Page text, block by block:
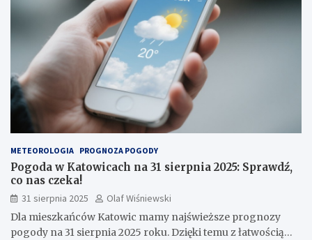
METEOROLOGIA PROGNOZA POGODY
Pogoda w Katowicach na 31 sierpnia 2025: Sprawdź,
co nas czeka!
31 sierpnia 2025
Olaf Wiśniewski
Dla mieszkańców Katowic mamy najświeższe prognozy
pogody na 31 sierpnia 2025 roku. Dzięki temu z łatwością…